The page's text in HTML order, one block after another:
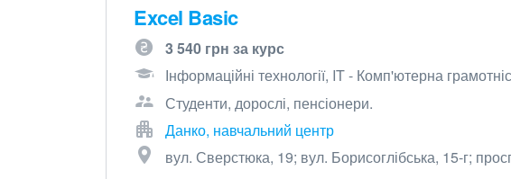
Excel Basic
3 540 грн за курс
Інформаційні технології, IT - Комп'ютерна
Студенти, дорослі, пенсіонери.
Данко, навчальний центр
вул. Сверстюка, 19; вул. Борисоглібська, 15-г;